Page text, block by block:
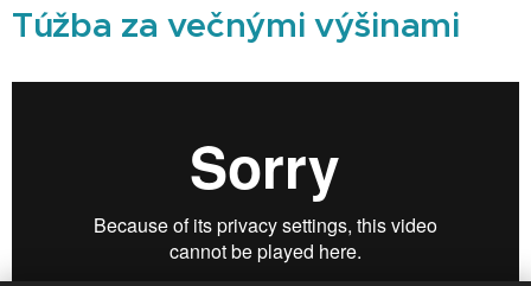
Túžba za večnými výšinami